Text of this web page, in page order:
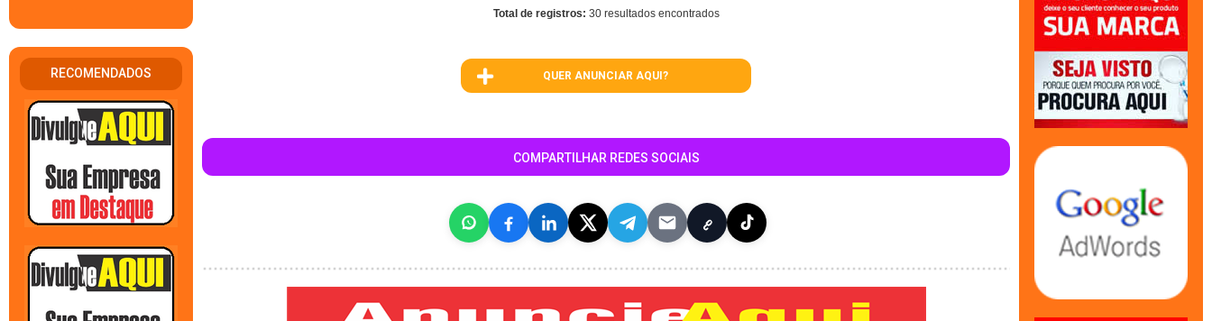
RECOMENDADOS
Total de registros: 30 resultados encontrados
QUER ANUNCIAR AQUI?
COMPARTILHAR REDES SOCIAIS